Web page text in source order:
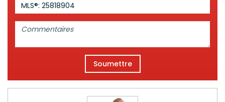
MLS®: 25818904
Commentaires:
Soumettre